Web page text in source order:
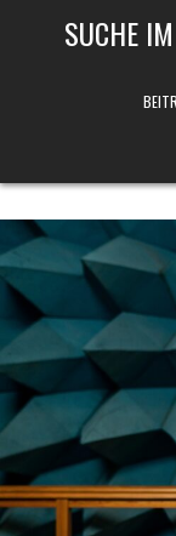
SUCHE